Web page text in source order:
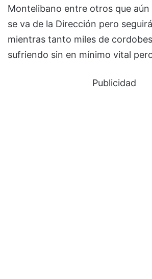
Montelibano entre otros que
se va de la Dirección pero
mientras tanto miles de
sufriendo sin en mínimo vital
Publicidad